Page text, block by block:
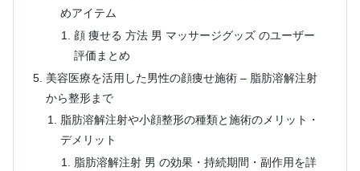
めアイテム
顔 痩せる 方法 男 マッサージグッズ のユーザー
評価まとめ
美容医療を活用した男性の顔痩せ施術 – 脂肪溶解注射
から整形まで
脂肪溶解注射や小顔整形の種類と施術のメリット・
デメリット
脂肪溶解注射 男 の効果・持続期間・副作用を詳